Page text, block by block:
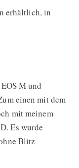
erhältlich, in
M und
einen mit dem
mit meinem
Es wurde
Blitz